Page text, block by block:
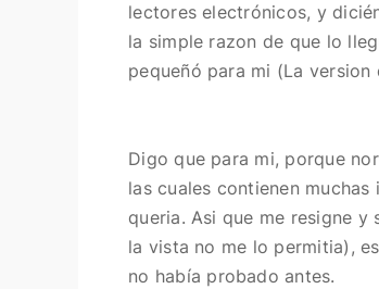
lectores electrónicos, y
la simple razon de que lo
pequeñó para mi (La version
Digo que para mi, porque
las cuales contienen
queria. Asi que me resigne
la vista no me lo permitia),
no había probado antes.